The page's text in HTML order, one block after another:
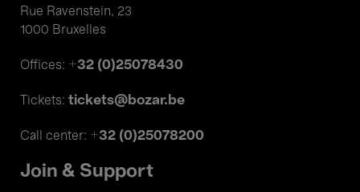
Rue Ravenstein, 23
1000 Bruxelles
Offices: +32 (0)25078430
Tickets: tickets@bozar.be
Call center: +32 (0)25078200
Join & Support